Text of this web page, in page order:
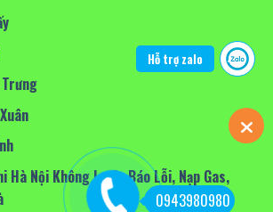
Hà Nội Không Lạnh, Báo Lỗi, Nạp Gas,
0943980980
Hỗ trợ zalo